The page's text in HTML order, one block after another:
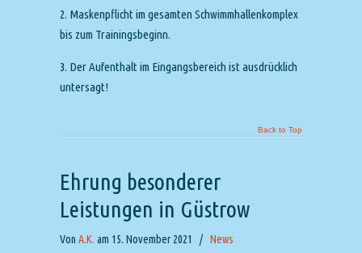
2. Maskenpflicht im gesamten Schwimmhallenkomplex
bis zum Trainingsbeginn.
3. Der Aufenthalt im Eingangsbereich ist ausdrücklich
untersagt!
Back to Top
Ehrung besonderer
Leistungen in Güstrow
Von A.K. am 15. November 2021 / News